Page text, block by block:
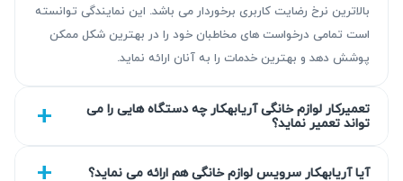
مزیت‌ آریابهکار برای تعمیر پکیج ایران رادیاتور در
پیروزی
تیم آریابهکار با بیش از ۳۰ سال تجربه، نتیجه‌ای قابل اتکا در
عیب‌یابی و تعمیر پکیج ایران رادیاتور ارائه می‌دهد. تعمیرات ما با
۹۰ تا ۴۵۰ روزه همراه است تا خاطر شما آسوده باشد. استفاده از
بالاترین نرخ رضایت کاربری برخوردار می باشد. این نمایندگی توانسته
است تمامی درخواست های مخاطبان خود را در بهترین شکل ممکن
پوشش دهد و بهترین خدمات را به آنان ارائه نماید.
تعمیرکار لوازم خانگی آریابهکار چه دستگاه هایی را می
تواند تعمیر نماید؟
آیا آریابهکار سرویس لوازم خانگی هم ارائه می نماید؟